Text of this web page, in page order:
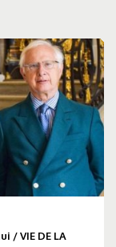
/VIE DE LA